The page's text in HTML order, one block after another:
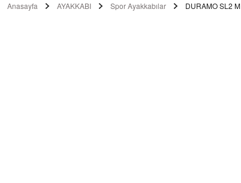
Anasayfa AYAKKABI Spor Ayakkabılar DURAMO SL2 M